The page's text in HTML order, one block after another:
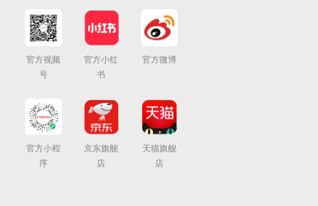
官方视频
号
官方小红
书
官方微博
官方小程
序
京东旗舰
店
天猫旗舰
店